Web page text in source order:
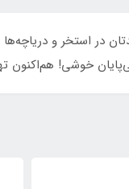
را برای فرزندتان در
خوشی! هم‌اکنون